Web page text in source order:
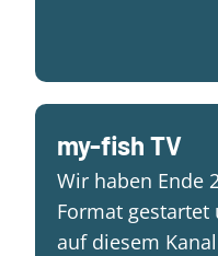
my-fish TV
Wir haben Ende
Format
auf diesem